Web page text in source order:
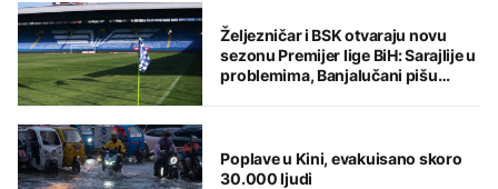
Željezničar i BSK otvaraju novu
sezonu Premijer lige BiH: Sarajlije u
problemima, Banjalučani pišu
Poplave u Kini, evakuisano skoro
30.000 ljudi